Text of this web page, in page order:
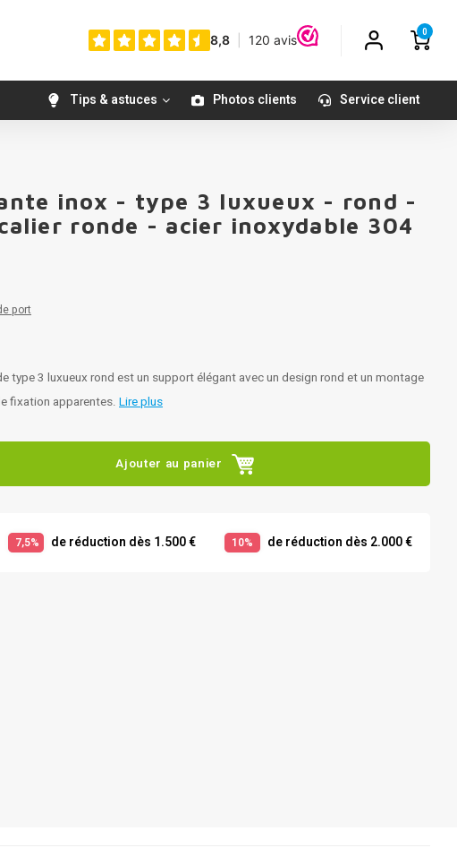
0
Tips & astuces Photos clients Service client
inox - type 3 luxueux - rond -
ronde - acier inoxydable 304
port
type 3 luxueux rond est un support élégant avec un design rond et un montage
fixation apparentes. Lire plus
Ajouter au panier
7,5% de réduction dès 1.500 € 10% de réduction dès 2.000 €